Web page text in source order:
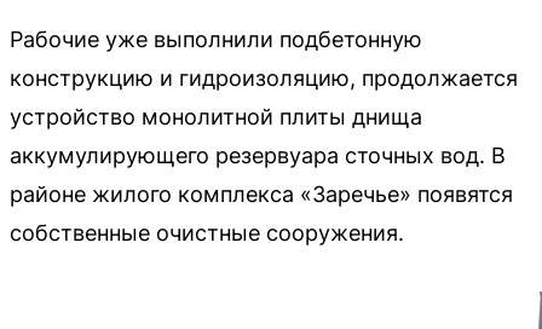
Рабочие уже выполнили подбетонную
конструкцию и гидроизоляцию, продолжается
устройство монолитной плиты днища
аккумулирующего резервуара сточных вод. В
районе жилого комплекса «Заречье» появятся
собственные очистные сооружения.